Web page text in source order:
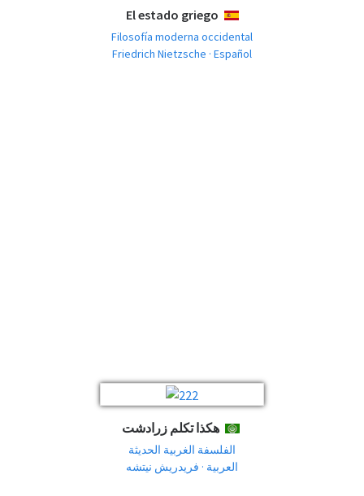
El estado griego ESPAÑOL
Filosofía moderna occidental
Friedrich Nietzsche · Español
هكذا تكلم زرادشت العربية
الفلسفة الغربية الحديثة
العربية · فريدريش نيتشه